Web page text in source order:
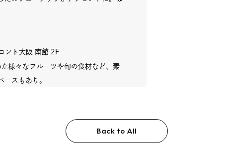
ント大阪 南館 2F
様々なフルーツや旬の食材など、素
スもあり。
Back to All